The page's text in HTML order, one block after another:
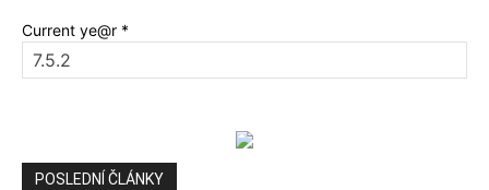
Current ye@r *
POSLEDNÍ ČLÁNKY